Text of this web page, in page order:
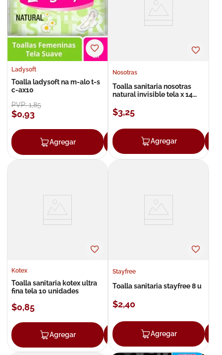
Ladysoft
Toalla ladysoft na m-alo t-s
c-ax10
PVP:1,85
$0,93
Agregar Agregar
Nosotras
Toalla sanitaria nosotras
natural invisible tela x 14
$3,25
Agregar
Kotex
Toalla sanitaria kotex ultra
fina tela 10 unidades
$0,85
Agregar Agregar
Stayfree
Toalla sanitaria stayfree 8 u
$2,40
Agregar